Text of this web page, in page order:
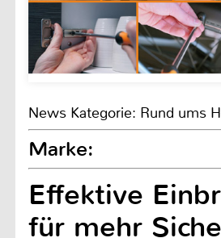
News Kategorie: Rund ums
Marke:
Effektive
für mehr